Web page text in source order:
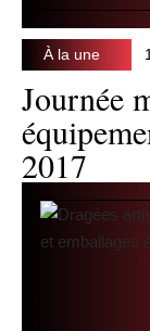
À la une
Journée
2017